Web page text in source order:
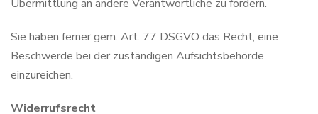
Übermittlung an andere Verantwortliche zu fordern.
Sie haben ferner gem. Art. 77 DSGVO das Recht, eine
Beschwerde bei der zuständigen Aufsichtsbehörde
einzureichen.
Widerrufsrecht